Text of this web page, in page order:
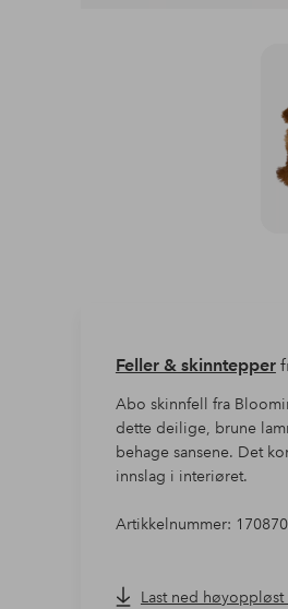
Feller & skinntepper
Abo skinnfell fra
dette deilige, brune
behage sansene. Det
innslag i interiøret.
Artikkelnummer:
Last ned